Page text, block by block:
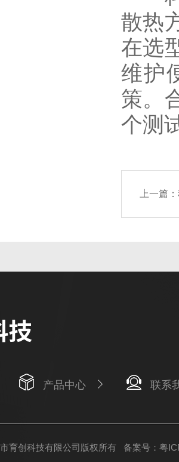
散热
在选
维护
策。
个测
上一篇：
产品中心 联系
育创科技有限公司版权所有 备案号：粤